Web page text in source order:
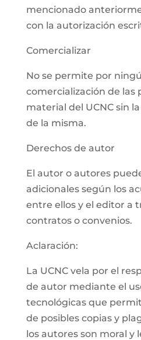
mencionado
con la autorización
Comercializar
No se permite por
comercialización de las
material del UCNC sin
de la misma.
Derechos de autor
El autor o autores
adicionales según los
entre ellos y el editor a
contratos o convenios.
Aclaración:
La UCNC vela por el
de autor mediante el
tecnológicas que
de posibles copias y
los autores son moral y